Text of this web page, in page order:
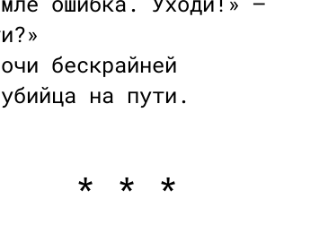
бескрайней
на пути.
* * *